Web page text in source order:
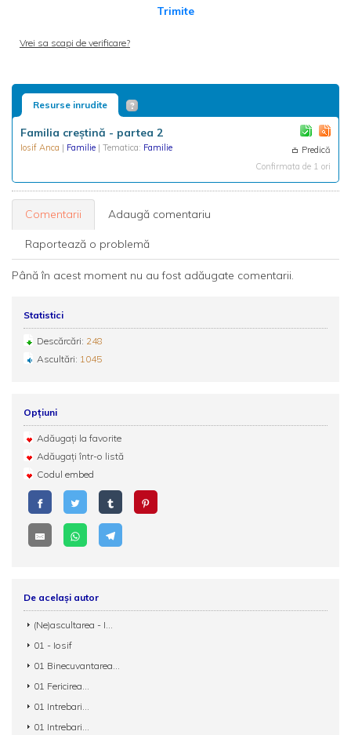
Trimite
Vrei sa scapi de verificare?
Resurse inrudite
Familia creștină - partea 2
Iosif Anca | Familie | Tematica: Familie
Predică
Confirmata de 1 ori
Comentarii Adaugă comentariu
Raportează o problemă
Până în acest moment nu au fost adăugate comentarii.
Statistici
Descărcări: 248
Ascultări: 1045
Opțiuni
Adăugați la favorite
Adăugați într-o listă
Codul embed
De același autor
(Ne)ascultarea - I...
01 - Iosif
01 Binecuvantarea...
01 Fericirea...
01 Intrebari...
01 Intrebari...